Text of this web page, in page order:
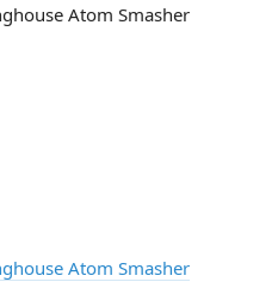
Atom Smasher
Atom Smasher